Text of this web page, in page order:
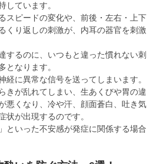
しています。
スピードの変化や、前後・左右・上下
くり返しの刺激が、内耳の器官を刺激
するのに、いつもと違った慣れない刺
となります。
経に異常な信号を送ってしまいます。
きが乱れてしまい、生あくびや胃の違
悪くなり、冷や汗、顔面蒼白、吐き気
状が出現するのです。
といった不安感が発症に関係する場合